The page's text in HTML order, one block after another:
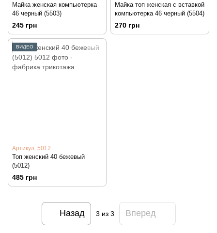
Майка женская компьютерка
46 черный (5503)
245 грн
Майка топ женская с вставкой
компьютерка 46 черный (5504)
270 грн
ВИДЕО
Артикул: 5012
Топ женский 40 бежевый
(5012)
485 грн
Назад 3 из 3 Вперед